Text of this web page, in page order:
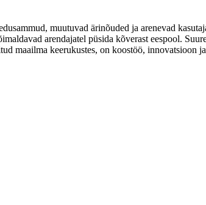
muutuvad ärinõuded ja arenevad
arendajatel püsida kõverast eespool.
maailma keerukustes, on koostöö, innovatsioon